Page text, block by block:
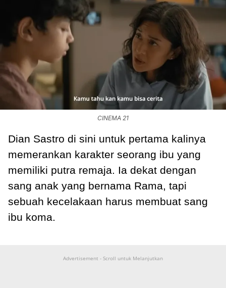
CINEMA 21
Dian Sastro di sini untuk pertama kalinya
memerankan karakter seorang ibu yang
memiliki putra remaja. Ia dekat dengan
sang anak yang bernama Rama, tapi
sebuah kecelakaan harus membuat sang
ibu koma.
Advertisement - Scroll untuk Melanjutkan